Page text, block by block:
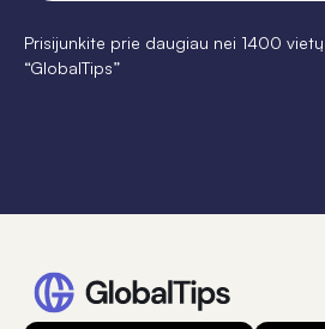
Prisijunkite prie daugiau nei 1400
“GlobalTips”